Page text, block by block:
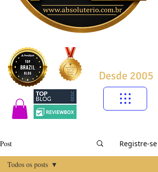
Desde 2005
Post Registre-se
Todos os posts